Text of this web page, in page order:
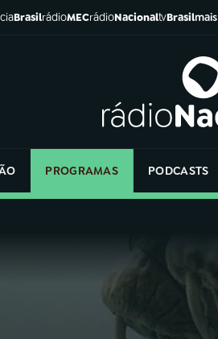
BrasilrádioMECrádioNacionaltvBrasilmais
PROGRAMAS PODCASTS